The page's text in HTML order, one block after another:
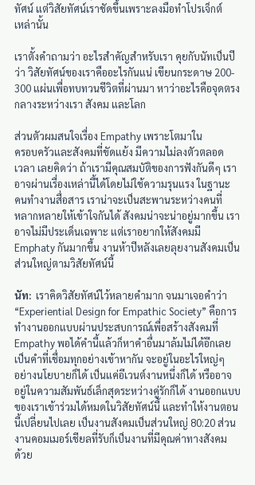
ทัศน์ แต่วิสัยทัศน์เราชัดขึ้นเพราะลงมือทำโปรเจ็กต์
เหล่านั้น
เราตั้งคำถามว่า อะไรสำคัญสำหรับเรา คุยกับนัทเป็นปี
ว่า วิสัยทัศน์ของเราคืออะไรกันแน่ เขียนกระดาษ 200-
300 แผ่นเพื่อทบทวนชีวิตที่ผ่านมา หาว่าอะไรคือจุดตรง
กลางระหว่างเรา สังคม และโลก
ส่วนตัวผมสนใจเรื่อง Empathy เพราะโตมาใน
ครอบครัวและสังคมที่ขัดแย้ง มีความไม่ลงตัวตลอด
เวลา เลยคิดว่า ถ้าเรามีคุณสมบัติของการฟังกันดีๆ เรา
อาจผ่านเรื่องเหล่านี้ได้โดยไม่ใช้ความรุนแรง ในฐานะ
คนทำงานสื่อสาร เราน่าจะเป็นสะพานระหว่างคนที่
หลากหลายให้เข้าใจกันได้ สังคมน่าจะน่าอยู่มากขึ้น เรา
อาจไม่มีประเด็นเฉพาะ แต่เราอยากให้สังคมมี
Emphaty กันมากขึ้น งานห้าปีหลังเลยลุยงานสังคมเป็น
ส่วนใหญ่ตามวิสัยทัศน์นี้
นัท: เราคิดวิสัยทัศน์ไว้หลายคำมาก จนมาเจอคำว่า
“Experiential Design for Empathic Society” คือการ
ทำงานออกแบบผ่านประสบการณ์เพื่อสร้างสังคมที่
Empathy พอได้คำนี้แล้วก็หาคำอื่นมาล้มไม่ได้อีกเลย
เป็นคำที่เชื่อมทุกอย่างเข้าหากัน จะอยู่ในอะไรใหญ่ๆ
อย่างนโยบายก็ได้ เป็นแค่อีเวนต์งานหนึ่งก็ได้ หรืออาจ
อยู่ในความสัมพันธ์เล็กสุดระหว่างคู่รักก็ได้ งานออกแบบ
ของเราเข้าร่วมได้หมดในวิสัยทัศน์นี้ และทำให้งานตอน
นี้เปลี่ยนไปเลย เป็นงานสังคมเป็นส่วนใหญ่ 80:20 ส่วน
งานคอมเมอร์เชียลที่รับก็เป็นงานที่มีคุณค่าทางสังคม
ด้วย